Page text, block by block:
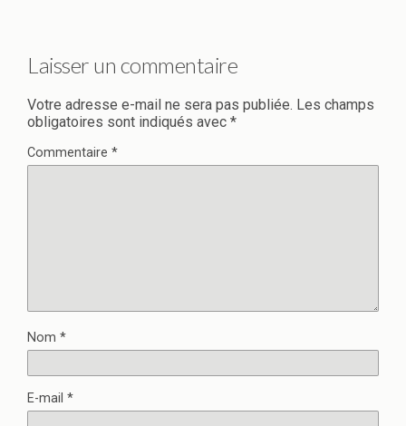
Laisser un commentaire
Votre adresse e-mail ne sera pas publiée. Les champs
obligatoires sont indiqués avec *
Commentaire *
Nom *
E-mail *